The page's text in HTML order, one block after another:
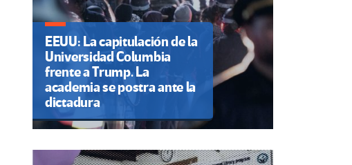
EEUU: La capitulación de la
Universidad Columbia
frente a Trump. La
academia se postra ante la
dictadura